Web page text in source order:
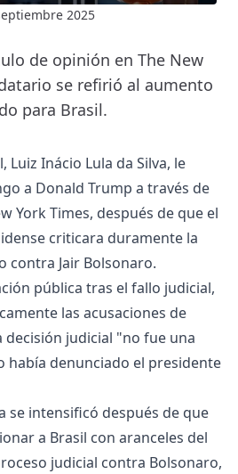
2025
de opinión en The New
se refirió al aumento
para Brasil.
Luiz Inácio Lula da Silva, le
a Donald Trump a través de
York Times, después de que el
criticara duramente la
contra Jair Bolsonaro.
pública tras el fallo judicial,
las acusaciones de
judicial "no fue una
había denunciado el presidente
se intensificó después de que
a Brasil con aranceles del
judicial contra Bolsonaro,